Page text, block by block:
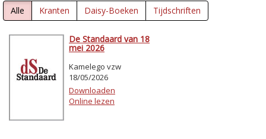
Alle Kranten Daisy-Boeken Tijdschriften
De Standaard van 18
mei 2026
Kamelego vzw
18/05/2026
Downloaden
Online lezen